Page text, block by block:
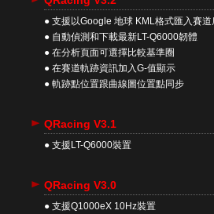
● 支援以Google 地球 KML格式匯入賽道
● 自動偵測和下載最新LT-Q6000韌體
● 在分析頁面可選擇比較基準圈
● 在賽道軌跡資訊加入G-值顯示
● 軌跡點位置跟曲線圖位置點同步
QRacing V3.1
● 支援LT-Q6000裝置
QRacing V3.0
● 支援Q1000eX 10Hz裝置